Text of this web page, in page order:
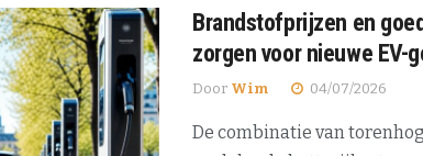
Brandstofprijzen en
zorgen voor nieuwe EV-
Door Wim 04/07/2026
De combinatie van